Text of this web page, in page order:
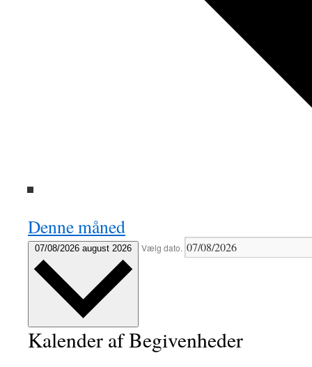
Denne måned
07/08/2026 august 2026 Vælg dato.
Kalender af Begivenheder